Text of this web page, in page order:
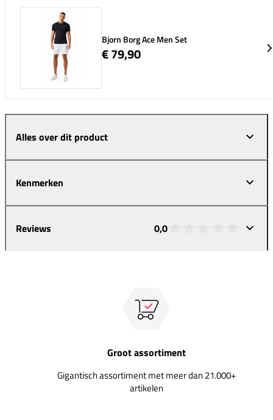
Bjorn Borg Ace Men Set
€ 79,90
Alles over dit product
Kenmerken
Reviews 0,0
Groot assortiment
Gigantisch assortiment met meer dan 21.000+
artikelen